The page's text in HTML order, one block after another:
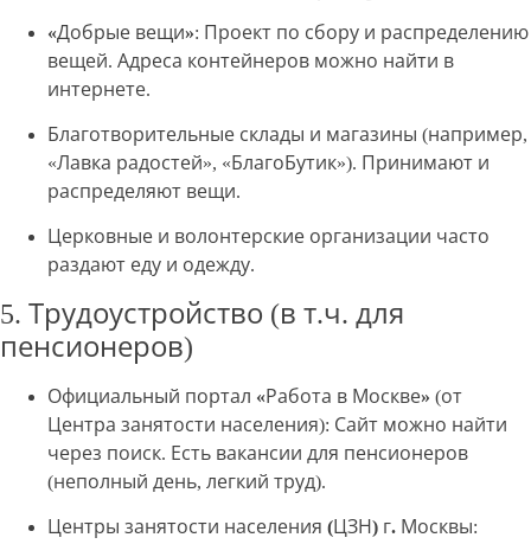
«Добрые вещи»: Проект по сбору и распределению
вещей. Адреса контейнеров можно найти в
интернете.
Благотворительные склады и магазины (например,
«Лавка радостей», «БлагоБутик»). Принимают и
распределяют вещи.
Церковные и волонтерские организации часто
раздают еду и одежду.
5. Трудоустройство (в т.ч. для
пенсионеров)
Официальный портал «Работа в Москве» (от
Центра занятости населения): Сайт можно найти
через поиск. Есть вакансии для пенсионеров
(неполный день, легкий труд).
Центры занятости населения (ЦЗН) г. Москвы: